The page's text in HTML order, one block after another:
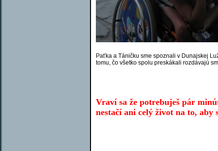
Paťka a Táničku sme spoznali v Dunajskej
tomu, čo všetko spolu preskákali rozdávajú
Vraví sa že potrebuješ pár
nestačí ani celý život na to, aby